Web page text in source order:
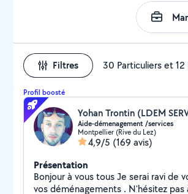
Filtres 30 Particuliers et
Profil boosté
Aide-démenagement /services
Montpellier (Rive du Lez)
4,9/5 (169 avis)
Présentation
Bonjour à vous tous Je serai ravi de vous aider lors de
vos déménagements . N'hésitez